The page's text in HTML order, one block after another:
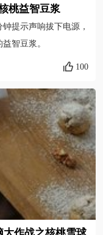
桃益智豆浆
钟提示声响拔下电源，
智豆浆。
100